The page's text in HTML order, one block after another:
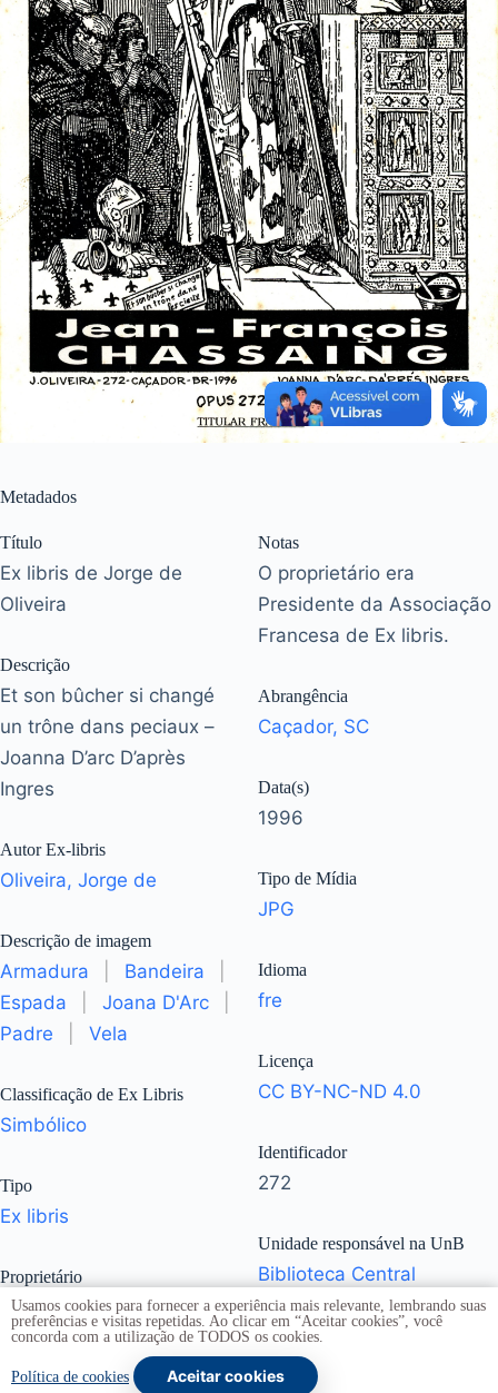
Metadados
Título
Ex libris de Jorge de
Oliveira
Descrição
Et son bûcher si changé
un trône dans peciaux –
Joanna D’arc D’après
Ingres
Autor Ex-libris
Oliveira, Jorge de
Descrição de imagem
Armadura Bandeira
Espada
Joana D'Arc
Padre
Vela
Classificação de Ex Libris
Simbólico
Tipo
Ex libris
Proprietário
Chassaing, J. F.
Dimensões
Notas
O proprietário era
Presidente da Associação
Francesa de Ex libris.
Abrangência
Caçador, SC
Data(s)
1996
Tipo de Mídia
JPG
Idioma
fre
Licença
CC BY-NC-ND 4.0
Identificador
272
Unidade responsável na UnB
Biblioteca Central
Subcoleções
Jorge de Oliveira
Usamos cookies para fornecer a experiência mais relevante, lembrando suas
preferências e visitas repetidas. Ao clicar em “Aceitar cookies”, você
concorda com a utilização de TODOS os cookies.
Política de cookies Aceitar cookies